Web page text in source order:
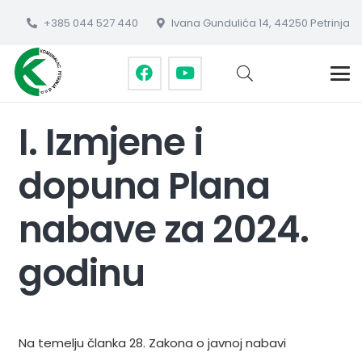
+385 044 527 440 Ivana Gundulića 14, 44250 Petrinja
I. Izmjene i
dopuna Plana
nabave za 2024.
godinu
Na temelju članka 28. Zakona o javnoj nabavi